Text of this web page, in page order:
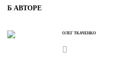
Б АВТОРЕ
ОЛЕГ ТКАЧЕНКО